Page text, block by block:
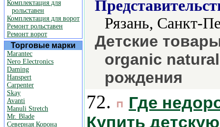
Комплектация для
рольставен
Комплектация для ворот
Ремонт рольставен
Ремонт ворот
Торговые марки
Marantec
Nero Electronics
Daming
Hanspert
Carpenter
Skay
Avanti
Manuli Stretch
Mr. Blade
Северная Корона
Рязань, Санкт-
Детские
organic
рождения
72.
Где
Купить